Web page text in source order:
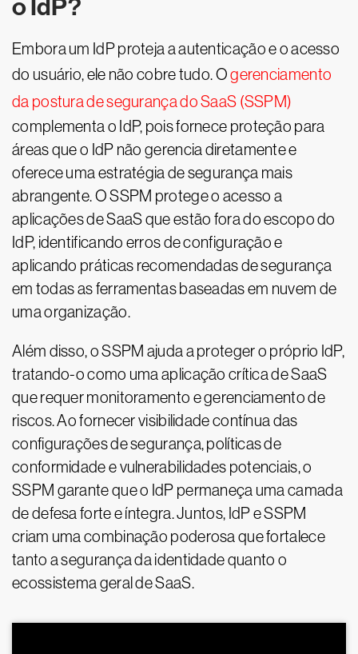
o IdP?
Embora um IdP proteja a autenticação e o acesso
do usuário, ele não cobre tudo. Ogerenciamento
da postura de segurança do SaaS (SSPM)
complementa o IdP, pois fornece proteção para
áreas que o IdP não gerencia diretamente e
oferece uma estratégia de segurança mais
abrangente. O SSPM protege o acesso a
aplicações de SaaS que estão fora do escopo do
IdP, identificando erros de configuração e
aplicando práticas recomendadas de segurança
em todas as ferramentas baseadas em nuvem de
uma organização.
Além disso, o SSPM ajuda a proteger o próprio IdP,
tratando-o como uma aplicação crítica de SaaS
que requer monitoramento e gerenciamento de
riscos. Ao fornecer visibilidade contínua das
configurações de segurança, políticas de
conformidade e vulnerabilidades potenciais, o
SSPM garante que o IdP permaneça uma camada
de defesa forte e íntegra. Juntos, IdP e SSPM
criam uma combinação poderosa que fortalece
tanto a segurança da identidade quanto o
ecossistema geral de SaaS.